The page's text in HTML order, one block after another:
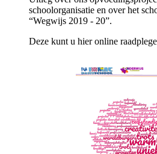
schoolorganisatie en over het
“Wegwijs 2019 - 20”.
Deze kunt u hier online